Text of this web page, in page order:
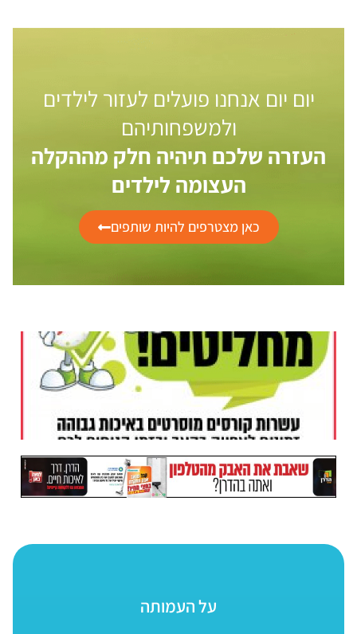
יום יום אנחנו פועלים לעזור לילדים
ולמשפחותיהם
העזרה שלכם תיהיה חלק מההקלה
העצומה לילדים
כאן מצטרפים להיות שותפים
על העמותה